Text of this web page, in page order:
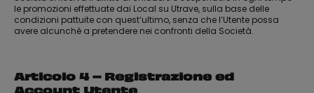
le promozioni effettuate dai Local su Utrave, sulla base delle
condizioni pattuite con quest’ultimo, senza che l’Utente possa
avere alcunchè a pretendere nei confronti della Società.
Articolo 4 – Registrazione ed